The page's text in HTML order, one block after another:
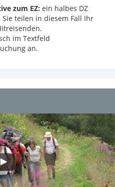
zum EZ: ein halbes DZ
Sie teilen in diesem Fall Ihr
im Textfeld
an.